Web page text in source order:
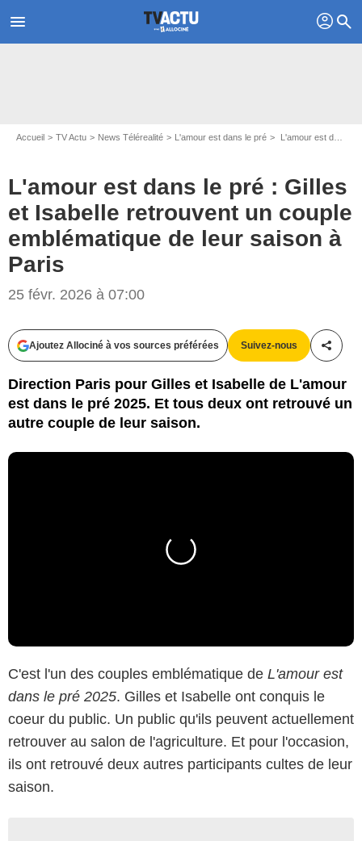
menu profil search
Accueil TV Actu News Télérealité L'amour est dans le pré L'amour est dans le pré : Gilles et Isabelle retrouvent un couple emblématique de leur saison à Paris
L'amour est dans le pré : Gilles
et Isabelle retrouvent un couple
emblématique de leur saison à
Paris
25 févr. 2026 à 07:00
Ajoutez Allociné à vos sources préférées Suivez-nous
Direction Paris pour Gilles et Isabelle de L'amour
est dans le pré 2025. Et tous deux ont retrouvé un
autre couple de leur saison.
C'est l'un des couples emblématique de L'amour est
dans le pré 2025. Gilles et Isabelle ont conquis le
coeur du public. Un public qu'ils peuvent actuellement
retrouver au salon de l'agriculture. Et pour l'occasion,
ils ont retrouvé deux autres participants cultes de leur
saison.